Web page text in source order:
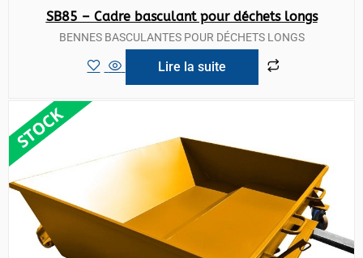
SB85 – Cadre basculant pour déchets longs
BENNES BASCULANTES POUR DÉCHETS LONGS
Lire la suite